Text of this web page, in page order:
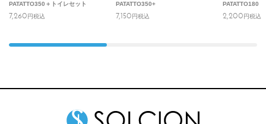
PATATTO350＋トイレセット
7,260円税込
PATATTO350+
7,150円税込
PATATTO180
2,200円税込